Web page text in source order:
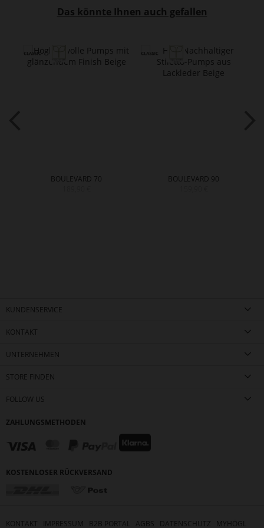
Das könnte Ihnen auch gefallen
BOULEVARD 70
BOULEVARD 90
KUNDENSERVICE
KONTAKT
UNTERNEHMEN
STORE FINDEN
FOLLOW US
ZAHLUNGSMETHODEN
KOSTENLOSER RÜCKVERSAND
KONTAKT IMPRESSUM B2B PORTAL AGBS DATENSCHUTZ MYHÖGL